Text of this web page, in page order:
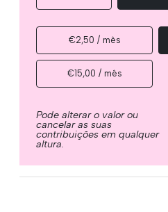
€2,50 / mês
€15,00 / mês
Pode alterar o valor ou
cancelar as suas
contribuições em qualquer
altura.